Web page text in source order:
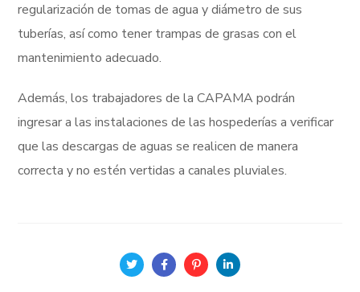
regularización de tomas de agua y diámetro de sus
tuberías, así como tener trampas de grasas con el
mantenimiento adecuado.
Además, los trabajadores de la CAPAMA podrán
ingresar a las instalaciones de las hospederías a verificar
que las descargas de aguas se realicen de manera
correcta y no estén vertidas a canales pluviales.